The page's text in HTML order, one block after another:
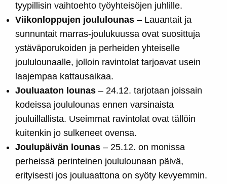
tyypillisin vaihtoehto työyhteisöjen juhlille.
Viikonloppujen joululounas – Lauantait ja
sunnuntait marras-joulukuussa ovat suosittuja
ystäväporukoiden ja perheiden yhteiselle
joululounaalle, jolloin ravintolat tarjoavat usein
laajempaa kattausaikaa.
Jouluaaton lounas – 24.12. tarjotaan joissain
kodeissa joululounas ennen varsinaista
jouluillallista. Useimmat ravintolat ovat tällöin
kuitenkin jo sulkeneet ovensa.
Joulupäivän lounas – 25.12. on monissa
perheissä perinteinen joululounaan päivä,
erityisesti jos jouluaattona on syöty kevyemmin.